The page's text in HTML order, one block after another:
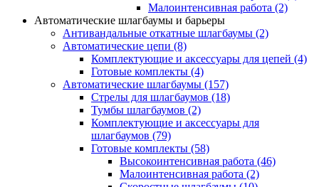
Малоинтенсивная работа (2)
Автоматические шлагбаумы и барьеры
Антивандальные откатные шлагбаумы (2)
Автоматические цепи (8)
Комплектующие и аксессуары для цепей (4)
Готовые комплекты (4)
Автоматические шлагбаумы (157)
Стрелы для шлагбаумов (18)
Тумбы шлагбаумов (2)
Комплектующие и аксессуары для
шлагбаумов (79)
Готовые комплекты (58)
Высокоинтенсивная работа (46)
Малоинтенсивная работа (2)